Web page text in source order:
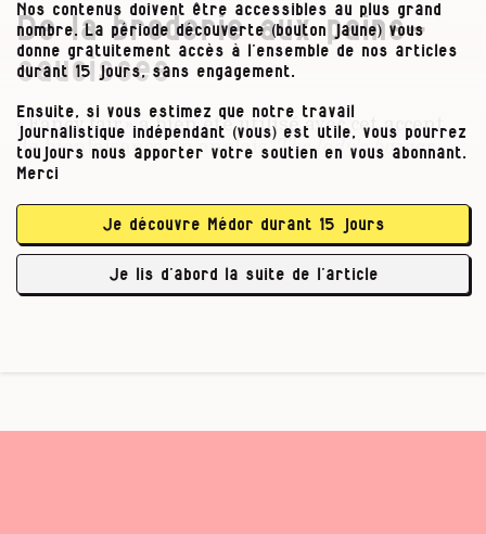
De la broderie aux pains-
saucisses
« Fancy fair » a bien été utilisé avec cet accent
de bienfaisance en anglais.The lady’s bazaar
and fancy fair book
broder ou à crocheter pour récolter des fonds
pour une église ou une œuvre de charité.
L’emprunt du français à l’anglais date
probablement …
Nos contenus doivent être accessibles au plus grand
nombre. La période découverte (bouton jaune) vous
donne gratuitement accès à l’ensemble de nos articles
durant 15 jours, sans engagement.
Ensuite, si vous estimez que notre travail
journalistique indépendant (vous) est utile, vous pourrez
toujours nous apporter votre soutien en vous abonnant.
Merci
Je découvre Médor durant 15 jours
Je lis d’abord la suite de l’article